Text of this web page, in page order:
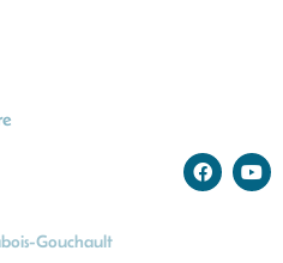
Gouchault